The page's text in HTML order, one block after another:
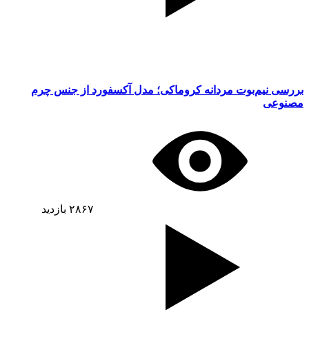
بررسی نیم‌بوت مردانه کروماکی؛ مدل آکسفورد از جنس چرم
مصنوعی
۲۸۶۷ بازدید